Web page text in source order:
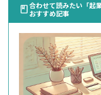
合わせて読みたい「起
おすすめ記事